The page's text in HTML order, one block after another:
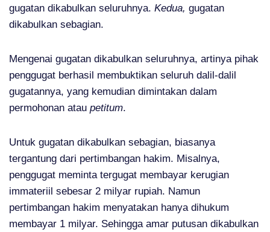
gugatan dikabulkan seluruhnya. Kedua, gugatan
dikabulkan sebagian.
Mengenai gugatan dikabulkan seluruhnya, artinya pihak
penggugat berhasil membuktikan seluruh dalil-dalil
gugatannya, yang kemudian dimintakan dalam
permohonan atau petitum.
Untuk gugatan dikabulkan sebagian, biasanya
tergantung dari pertimbangan hakim. Misalnya,
penggugat meminta tergugat membayar kerugian
immateriil sebesar 2 milyar rupiah. Namun
pertimbangan hakim menyatakan hanya dihukum
membayar 1 milyar. Sehingga amar putusan dikabulkan